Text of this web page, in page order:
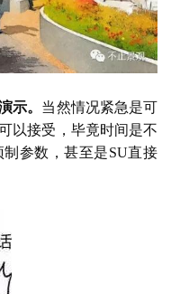
示。 当然情况紧急是可
以接受，毕竟时间是不
参数，甚至是SU直接